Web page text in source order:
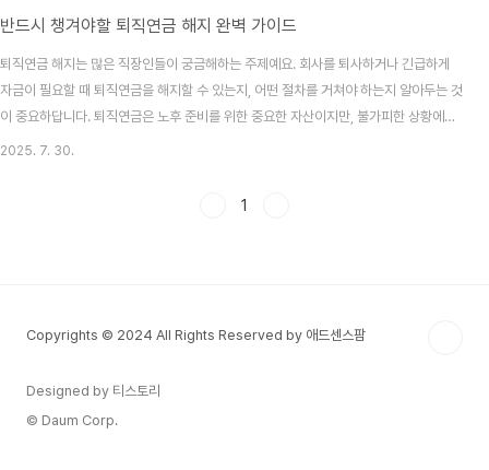
반드시 챙겨야할 퇴직연금 해지 완벽 가이드
퇴직연금 해지는 많은 직장인들이 궁금해하는 주제예요. 회사를 퇴사하거나 긴급하게
자금이 필요할 때 퇴직연금을 해지할 수 있는지, 어떤 절차를 거쳐야 하는지 알아두는 것
이 중요하답니다. 퇴직연금은 노후 준비를 위한 중요한 자산이지만, 불가피한 상황에서
는 해지나 중도인출을 고려해볼 수 있어요. 퇴직연금 제도는 DB형(확정급여형), DC형
과 절차가 다르답니다. 특히 재직 중인지 퇴직 후인지에 따라서도 큰 차이가 있어요. 오
2025. 7. 30.
1
Copyrights © 2024 All Rights Reserved by 애드센스팜
Designed by 티스토리
© Daum Corp.